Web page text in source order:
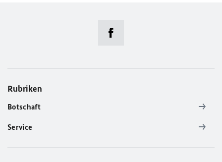
Rubriken
Botschaft
Service